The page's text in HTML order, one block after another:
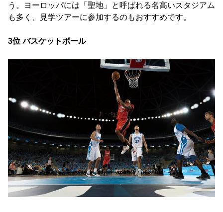
う。ヨーロッパには「聖地」と呼ばれる名高いスタジアム
も多く、見学ツアーに参加するのもおすすめです。
3位 バスケットボール